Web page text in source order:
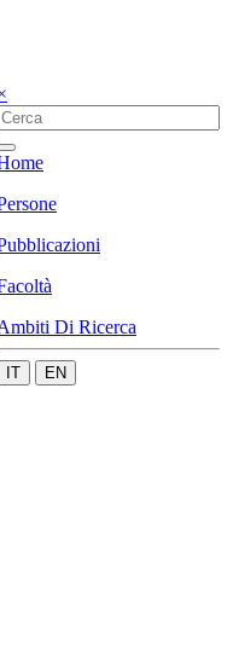
Di Ricerca
IT EN